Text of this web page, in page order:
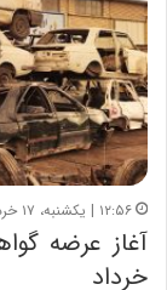
۱۲:۵۶ | یکشنبه، ۱۷ خرداد ۱۴۰۵
خرداد